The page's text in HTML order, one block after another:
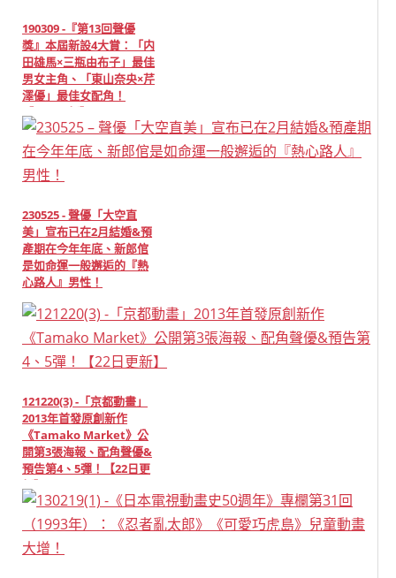
190309 -『第13回聲優
獎』本屆新設4大賞：「内
田雄馬×三瓶由布子」最佳
男女主角、「東山奈央×芹
澤優」最佳女配角！
【3/10更新】
230525 - 聲優「大空直
美」宣布已在2月結婚&預
產期在今年年底、新郎倌
是如命運一般邂逅的『熱
心路人』男性！
121220(3) -「京都動畫」
2013年首發原創新作
《Tamako Market》公
開第3張海報、配角聲優&
預告第4、5彈！【22日更
新】